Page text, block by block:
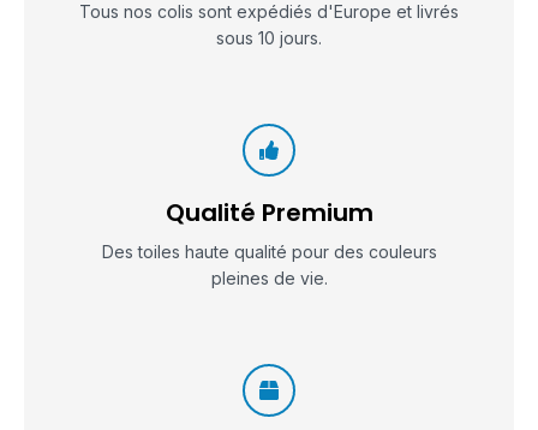
Tous nos colis sont expédiés d'Europe et livrés
sous 10 jours.
Qualité Premium
Des toiles haute qualité pour des couleurs
pleines de vie.